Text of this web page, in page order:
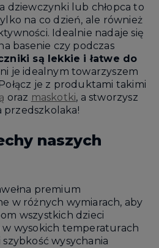
dziewczynki lub chłopca to
na co dzień, ale również
Idealnie nadaje się
basenie czy podczas
są lekkie i łatwe do
je idealnym towarzyszem
je z produktami takimi
oraz maskotki, a stworzysz
naszych
premium
w różnych wymiarach, aby
wszystkich dzieci
w wysokich temperaturach
szybkość wysychania